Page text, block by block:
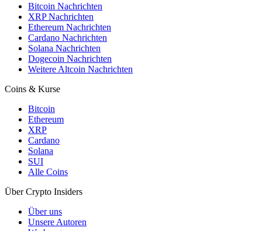
Bitcoin Nachrichten
XRP Nachrichten
Ethereum Nachrichten
Cardano Nachrichten
Solana Nachrichten
Dogecoin Nachrichten
Weitere Altcoin Nachrichten
Coins & Kurse
Bitcoin
Ethereum
XRP
Cardano
Solana
SUI
Alle Coins
Über Crypto Insiders
Über uns
Unsere Autoren